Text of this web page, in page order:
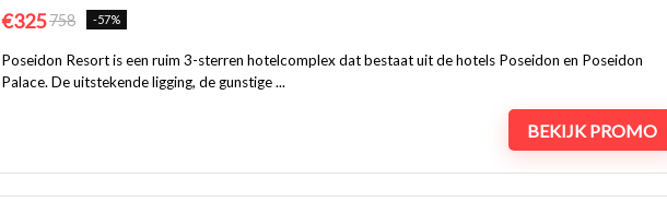
€325758 -57%
Poseidon Resort is een ruim 3-sterren hotelcomplex dat bestaat uit de hotels Poseidon en Poseidon
Palace. De uitstekende ligging, de gunstige ...
BEKIJK PROMO